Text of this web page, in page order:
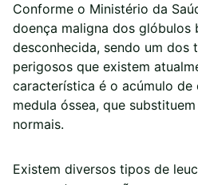
Conforme o Ministério da
doença maligna dos glóbulos
desconhecida, sendo um dos
perigosos que existem
característica é o acúmulo de
medula óssea, que
normais.
Existem diversos tipos de